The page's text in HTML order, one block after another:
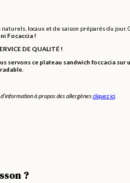
locaux et de saison préparés du jour.
Focaccia!
DE QUALITÉ !
servons ce plateau sandwich foccacia sur
à propos des allergènescliquez ici.
?